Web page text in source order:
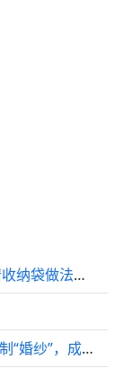
旧衣服改造妙招 旧毛衣DIY吸睛收纳袋做法图解╭★肉丁网
女孩耗时5小时用99个塑料袋自制“婚纱”，成品出场瞬间惊艳众人